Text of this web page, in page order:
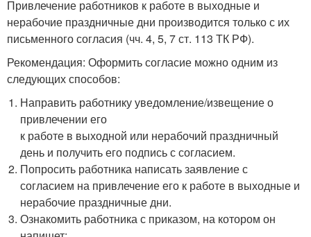
Привлечение работников к работе в выходные и
нерабочие праздничные дни производится только с их
письменного согласия (чч. 4, 5, 7 ст. 113 ТК РФ).
Рекомендация: Оформить согласие можно одним из
следующих способов:
Направить работнику уведомление/извещение о
привлечении его
к работе в выходной или нерабочий праздничный
день и получить его подпись с согласием.
Попросить работника написать заявление с
согласием на привлечение его к работе в выходные и
нерабочие праздничные дни.
Ознакомить работника с приказом, на котором он